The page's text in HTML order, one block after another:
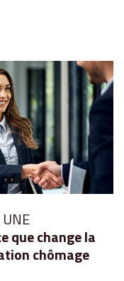
que change la
chômage